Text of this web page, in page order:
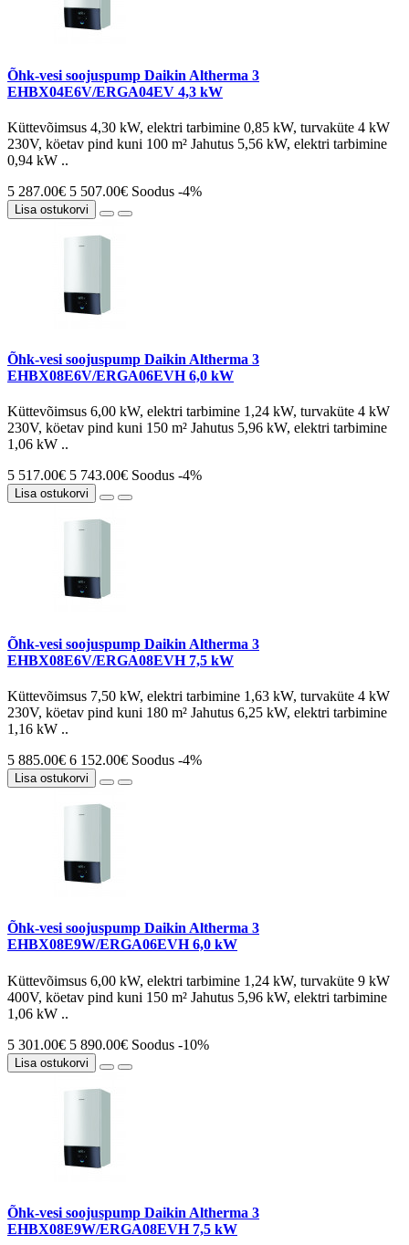
Õhk-vesi soojuspump Daikin Altherma 3
EHBX04E6V/ERGA04EV 4,3 kW
Küttevõimsus 4,30 kW, elektri tarbimine 0,85 kW, turvaküte 4 kW
230V, köetav pind kuni 100 m² Jahutus 5,56 kW, elektri tarbimine
0,94 kW ..
5 287.00€ 5 507.00€ Soodus -4%
Lisa ostukorvi
Õhk-vesi soojuspump Daikin Altherma 3
EHBX08E6V/ERGA06EVH 6,0 kW
Küttevõimsus 6,00 kW, elektri tarbimine 1,24 kW, turvaküte 4 kW
230V, köetav pind kuni 150 m² Jahutus 5,96 kW, elektri tarbimine
1,06 kW ..
5 517.00€ 5 743.00€ Soodus -4%
Lisa ostukorvi
Õhk-vesi soojuspump Daikin Altherma 3
EHBX08E6V/ERGA08EVH 7,5 kW
Küttevõimsus 7,50 kW, elektri tarbimine 1,63 kW, turvaküte 4 kW
230V, köetav pind kuni 180 m² Jahutus 6,25 kW, elektri tarbimine
1,16 kW ..
5 885.00€ 6 152.00€ Soodus -4%
Lisa ostukorvi
Õhk-vesi soojuspump Daikin Altherma 3
EHBX08E9W/ERGA06EVH 6,0 kW
Küttevõimsus 6,00 kW, elektri tarbimine 1,24 kW, turvaküte 9 kW
400V, köetav pind kuni 150 m² Jahutus 5,96 kW, elektri tarbimine
1,06 kW ..
5 301.00€ 5 890.00€ Soodus -10%
Lisa ostukorvi
Õhk-vesi soojuspump Daikin Altherma 3
EHBX08E9W/ERGA08EVH 7,5 kW